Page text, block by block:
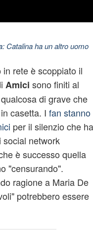
Catalina ha un altro uomo
rete è scoppiato il
Amici sono finiti al
di grave che
casetta. I fan stanno
per il silenzio che ha
network
è successo quella
"censurando".
ragione a Maria De
potrebbero essere